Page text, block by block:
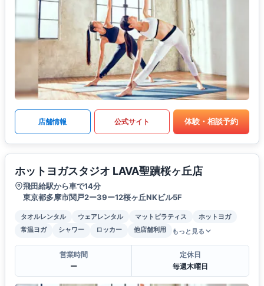
店舗情報 公式サイト 体験・相談予約
ホットヨガスタジオ LAVA聖蹟桜ヶ丘店
飛田給駅から車で14分
東京都多摩市関戸2ー39ー12桜ヶ丘NKビル5F
タオルレンタル ウェアレンタル マットピラティス
ホットヨガ
常温ヨガ
シャワー ロッカー 他店舗利用 もっと見る
営業時間
ー
定休日
毎週木曜日